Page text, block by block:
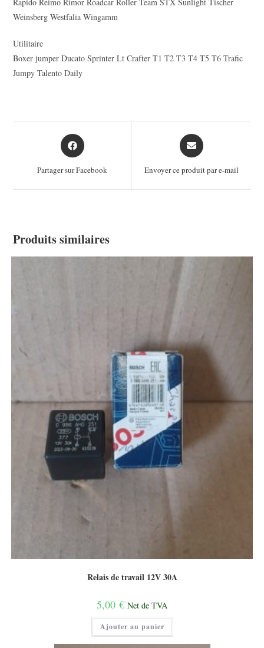
Weinsberg Westfalia Wingamm
Utilitaire
Boxer jumper Ducato Sprinter Lt Crafter T1 T2 T3 T4 T5 T6 Trafic
Jumpy Talento Daily
Opens
in
new
Partager sur Facebook
Opens
in
new
Envoyer ce produit par e-mail
Produits similaires
Relais de travail 12V 30A
5,00 € Net de TVA
Ajouter au panier